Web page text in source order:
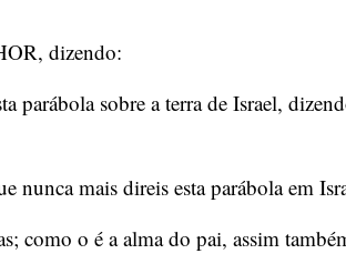
dizendo:
parábola sobre a terra de Israel,
mais direis esta parábola em
como o é a alma do pai, assim